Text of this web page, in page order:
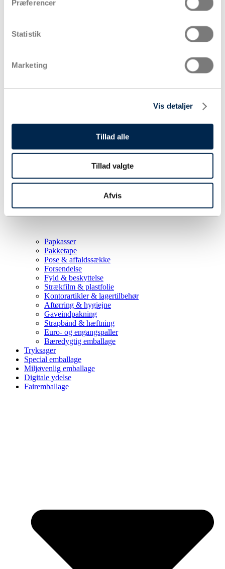
Præferencer
Statistik
Marketing
Vis detaljer
Tillad alle
Tillad valgte
Afvis
Papkasser
Pakketape
Pose & affaldssække
Forsendelse
Fyld & beskyttelse
Strækfilm & plastfolie
Kontorartikler & lagertilbehør
Aftørring & hygiejne
Gaveindpakning
Strapbånd & hæftning
Euro- og engangspaller
Bæredygtig emballage
Tryksager
Special emballage
Miljøvenlig emballage
Digitale ydelse
Fairemballage